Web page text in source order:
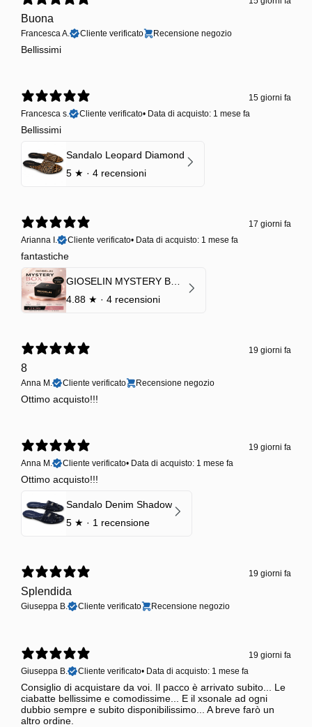
Buona
Francesca A. Cliente verificato Recensione negozio
Bellissimi
15 giorni fa
Francesca s.
Cliente verificato• Data di acquisto: 1 mese fa
Bellissimi
Sandalo Leopard Diamond
5 ★ · 4 recensioni
17 giorni fa
Arianna I.
Cliente verificato• Data di acquisto: 1 mese fa
fantastiche
4.88 ★ · 4 recensioni
19 giorni fa
8
Anna M. Cliente verificato Recensione negozio
Ottimo acquisto!!!
19 giorni fa
Anna M.
Cliente verificato• Data di acquisto: 1 mese fa
Ottimo acquisto!!!
Sandalo Denim Shadow
5 ★ · 1 recensione
19 giorni fa
Splendida
Giuseppa B. Cliente verificato Recensione negozio
19 giorni fa
Giuseppa B.
Cliente verificato• Data di acquisto: 1 mese fa
Consiglio di acquistare da voi. Il pacco è arrivato subito... Le
ciabatte bellissime e comodissime... E il xsonale ad ogni
dubbio sempre e subito disponibilissimo... A breve farò un
altro ordine.